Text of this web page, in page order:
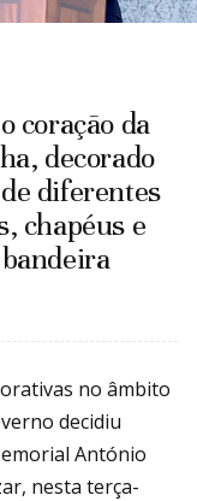
coração da
decorado
diferentes
chapéus e
no âmbito
decidiu
António
nesta terça-